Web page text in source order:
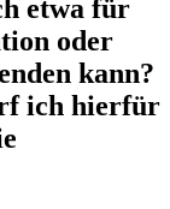
etwa für
oder
kann?
ich hierfür